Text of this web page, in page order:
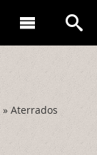
» Aterrados